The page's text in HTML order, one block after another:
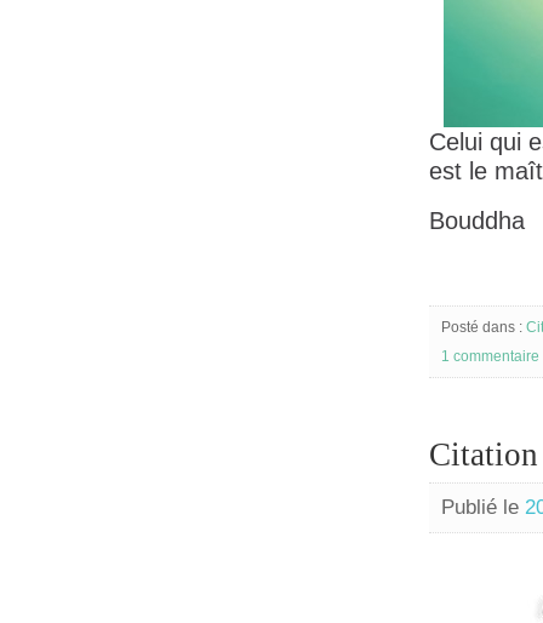
Celui qui
est le
Bouddha
Posté dans :
1 commentaire
Citation
Publié le